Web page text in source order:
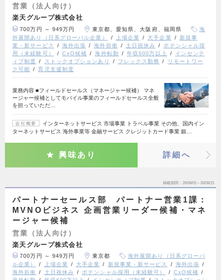
営業（法人向け）
楽天グループ株式会社
700万円 ～ 949万円 東京都、愛知県、大阪府、福岡県
海
外展開あり（日系グローバル企業）
上場企業 大手企業
新規事
業・新サービス
海外出張 海外折衝 土日祝休み
ポテンシャル採
用（未経験可）
CxO候補 海外転勤 年収600万以上
インセンテ
ィブ制度
ストックオプションあり フレックス勤務
リモートワー
ク可能
育児支援制度
業務内容 ■フィールドセールス（マネージャー候補） マネ
ージャー候補としてモバイル事業のフィールドセールス全般
を担っていただ…
会社概要
インターネットサービス 市場事業 トラベル事業 その他、国内イン
ターネットサービス 海外事業等 金融サービス クレジットカード事業 銀…
興味あり 詳細へ
掲載期間 26/08/02～26/08/15
パートナーセールス部 パートナー営業1課：
MVNOビジネス 企画営業リーダー候補・マネ
ージャー候補
営業（法人向け）
楽天グループ株式会社
700万円 ～ 949万円 東京都
海外展開あり（日系グローバ
ル企業）
上場企業 大手企業 新規事業・新サービス
海外出張
海外折衝
土日祝休み ポテンシャル採用（未経験可）
CxO候補